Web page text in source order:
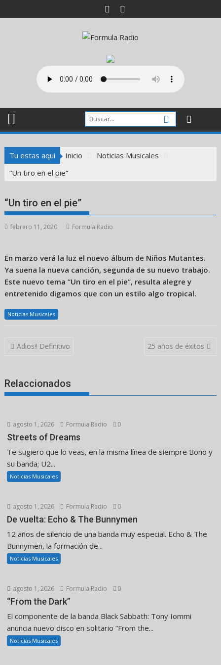
al
Tu estas aquí Inicio
Noticias Musicales
“Un tiro en el pie”
“Un tiro en el pie”
febrero 11, 2020 Formula Radio
En marzo verá la luz el nuevo álbum de Niños Mutantes.
Ya suena la nueva canción, segunda de su nuevo trabajo.
Este nuevo tema ”Un tiro en el pie”, resulta alegre y
entretenido digamos que con un estilo algo tropical.
Noticias Musicales
Navegación
Adios!! Definitivo 25 años de éxitos
Relaccionados
agosto 1, 2026 Formula Radio 0
Streets of Dreams
Te sugiero que lo veas, en la misma línea de siempre Bono y
su banda; U2...
Noticias Musicales
agosto 1, 2026 Formula Radio 0
De vuelta: Echo & The Bunnymen
12 años de silencio de una banda muy especial. Echo & The
Bunnymen, la formación de...
Noticias Musicales
agosto 1, 2026 Formula Radio 0
“From the Dark”
El componente de la banda Black Sabbath: Tony Iommi
anuncia nuevo disco en solitario “From the...
Noticias Musicales